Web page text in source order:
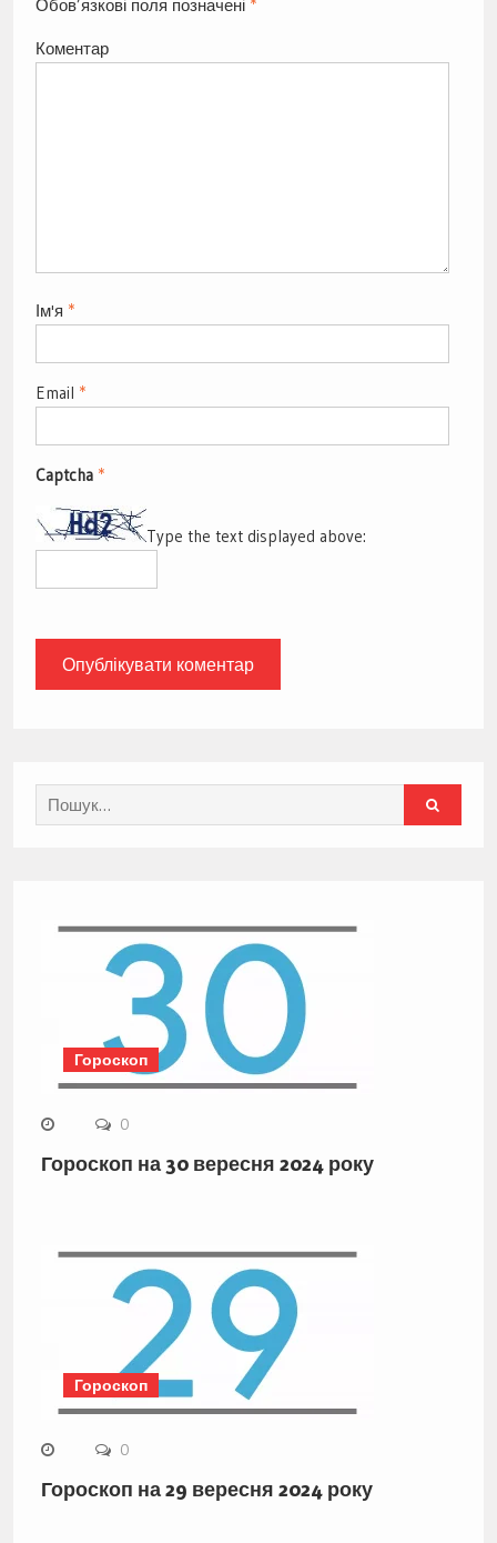
Обов’язкові поля позначені *
Коментар
Ім'я *
Email *
Captcha *
Type the text displayed above:
Search
for:
Гороскоп
0
Гороскоп на 30 вересня 2024 року
Гороскоп
0
Гороскоп на 29 вересня 2024 року